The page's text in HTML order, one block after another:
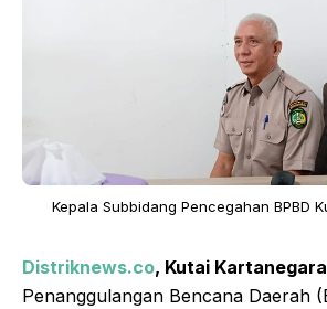
Kepala Subbidang Pencegahan BPBD
Distriknews.co, Kutai Kartanegara
Penanggulangan Bencana Daerah